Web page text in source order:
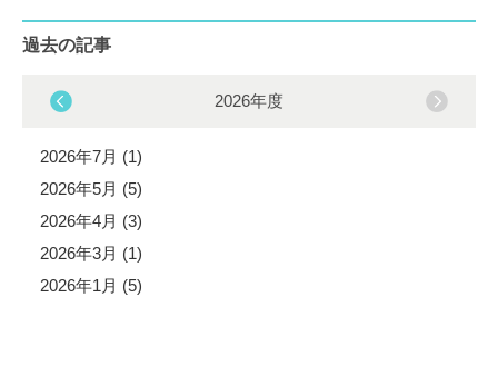
過去の記事
2026年度
2026年7月 (1)
2026年5月 (5)
2026年4月 (3)
2026年3月 (1)
2026年1月 (5)